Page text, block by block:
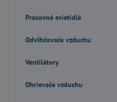
Pracovné svietidlá
Odvlhčovače vzduchu
Ventilátory
Ohrievače vzduchu